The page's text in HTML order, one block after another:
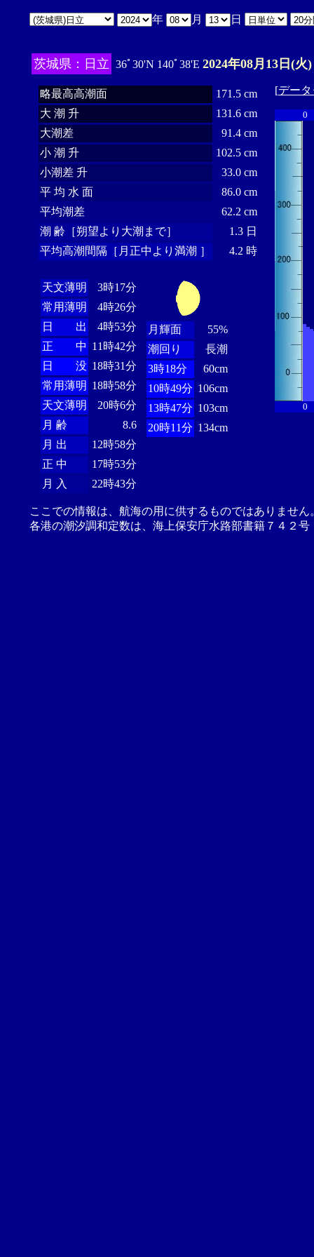
年 月 日
茨城県：日立 36ﾟ30'N 140ﾟ38'E 2024年08月13日(火)
略最高高潮面
171.5 cm
大 潮 升
131.6 cm
大潮差
91.4 cm
小 潮 升
102.5 cm
小潮差 升
33.0 cm
平 均 水 面
86.0 cm
平均潮差
62.2 cm
潮 齢［朔望より大潮まで］
1.3 日
平均高潮間隔［月正中より満潮 ］
4.2 時
天文薄明
3時17分
常用薄明
4時26分
日 出
4時53分
正 中 11時42分
日 没 18時31分
常用薄明 18時58分
天文薄明
20時6分
月 齢
8.6
月 出
12時58分
正 中
17時53分
月 入
22時43分
月輝面
55%
潮回り
長潮
3時18分
60cm
10時49分 106cm
13時47分 103cm
20時11分 134cm
[デー
0
0
ここでの情報は、航海の用に供するものではありませ
各港の潮汐調和定数は、海上保安庁水路部書籍７４２